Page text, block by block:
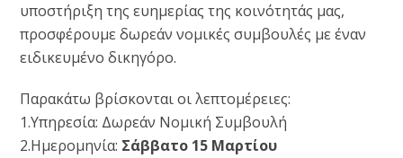
υποστήριξη της ευημερίας της κοινότητάς μας,
προσφέρουμε δωρεάν νομικές συμβουλές με έναν
ειδικευμένο δικηγόρο.
Παρακάτω βρίσκονται οι λεπτομέρειες:
1.Υπηρεσία: Δωρεάν Νομική Συμβουλή
2.Ημερομηνία: Σάββατο 15 Μαρτίου